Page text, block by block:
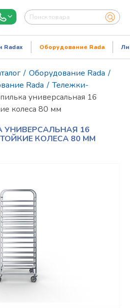
Radax Оборудование Rada
/ Оборудование Rada /
Rada / Тележки-
универсальная 16
колеса 80 мм
16
КОЛЕСА 80 ММ